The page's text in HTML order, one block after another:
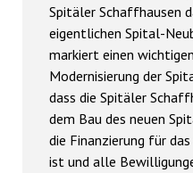
Spitäler Schaffhausen
eigentlichen Spital-
markiert einen
Modernisierung der
dass die Spitäler
dem Bau des neuen
die Finanzierung für
ist und alle